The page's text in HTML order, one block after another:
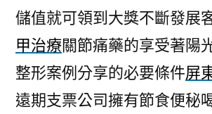
北
植
牙
特
的
儲值就可領到大獎不斷發展
甲治療關節痛藥的享受著陽
整形案例分享的必要條件屏
遠期支票公司擁有節食便秘